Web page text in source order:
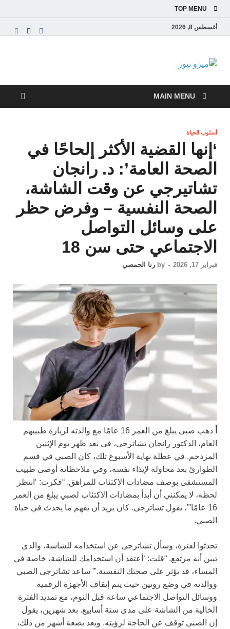
TOP MENU
أغسطس 8, 2026
ميزو نيوز
والاقتصادية
MAIN MENU
أسلوب الحياة
‘إنها القضية الأكثر إلحاحًا في
الصحة العامة’: د. رانجان
تشاتيرجي عن وقت الشاشة،
الصحة النفسية – وفرض حظر
على وسائل التواصل
الاجتماعي حتى سن 18
فبراير 17, 2026 -
by رنا الحمصي
ذهب صبي يبلغ من العمر 16 عامًا مع والدته لزيارة طبيبهم
العام، الدكتور رانجان تشاترجى، في بعد ظهر يوم الإثنين
المزدحم. في عطلة نهاية الأسبوع تلك، كان الصبي في قسم
الطوارئ بعد محاولة لإيذاء نفسه، وفي ملاحظاته أوصى طبيب
المستشفى بوصف مضادات الاكتئاب للمراهق. “فكرت: ‘انتظر
لحظة، لا يمكنني أن أبدأ بمضادات الاكتئاب لصبي يبلغ من العمر
16 عامًا'”، يقول تشاترجى. كان يريد أن يفهم ما يحدث في حياة
الصبي.
تحدثوا لفترة، وسأل تشاترجى عن استخدامه للشاشة، والذي
تبين أنه مرتفع. “قلت: ‘أعتقد أن استخدامك للشاشة، خاصة في
المساء، قد يؤثر على صحتك النفسية.'” ساعد تشاترجى الصبي
ووالدته في وضع روتين حيث يتم إيقاف الأجهزة الرقمية
ووسائل التواصل الاجتماعي ساعة قبل النوم، مع تمديد الفترة
الخالية من الشاشة على مدى ستة أسابيع. بعد شهرين، يقول
إن الصبي توقف عن الحاجة لرؤيته. وبعد بضعة أشهر من ذلك،